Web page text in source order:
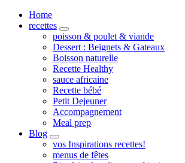
Home
recettes
expand
child
menu
poisson & poulet & viande
Dessert : Beignets & Gateaux
Boisson naturelle
Recette Healthy
sauce africaine
Recette bébé
Petit Dejeuner
Accompagnement
Meal prep
Blog
expand
child
menu
vos Inspirations recettes!
menus de fêtes